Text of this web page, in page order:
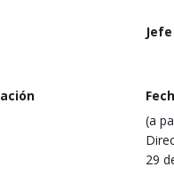
(a
29